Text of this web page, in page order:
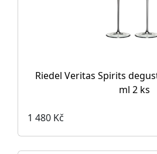
Riedel Veritas Spirits
ml 2 ks
1 480 Kč